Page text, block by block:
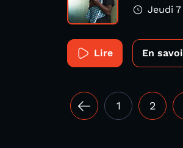
Jeudi
Lire En
1 2